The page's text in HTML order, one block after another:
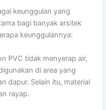
keunggulan yang
bagi banyak arsitek
keunggulannya:
PVC tidak menyerap air,
di area yang
dapur. Selain itu, material
rayap.